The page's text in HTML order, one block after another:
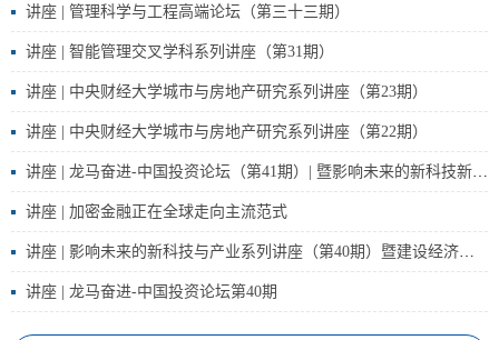
讲座 | 管理科学与工程高端论坛（第三十三期）
讲座 | 智能管理交叉学科系列讲座（第31期）
讲座 | 中央财经大学城市与房地产研究系列讲座（第23期）
讲座 | 中央财经大学城市与房地产研究系列讲座（第22期）
讲座 | 龙马奋进-中国投资论坛（第41期）| 暨影响未来的新科技新产业系列讲座（第41期）
讲座 | 加密金融正在全球走向主流范式
讲座 | 影响未来的新科技与产业系列讲座（第40期）暨建设经济与管理系列讲座（第145期）
讲座 | 龙马奋进-中国投资论坛第40期